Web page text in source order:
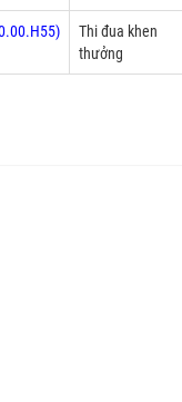
Thi đua khen
thưởng